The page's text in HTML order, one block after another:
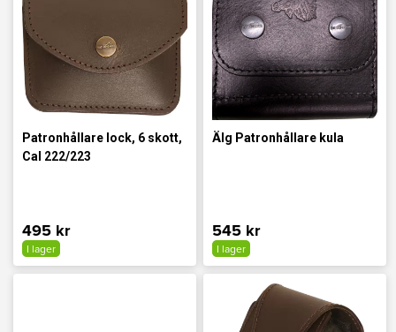
Patronhållare lock, 6 skott,
Cal 222/223
495 kr
I lager
Älg Patronhållare kula
545 kr
I lager